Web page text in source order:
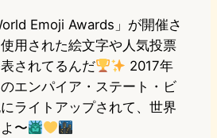
Emoji Awards」が開催さ
用された絵文字や人気投票
されてるんだ
2017年
エンパイア・ステート・ビ
ライトアップされて、世界
〜